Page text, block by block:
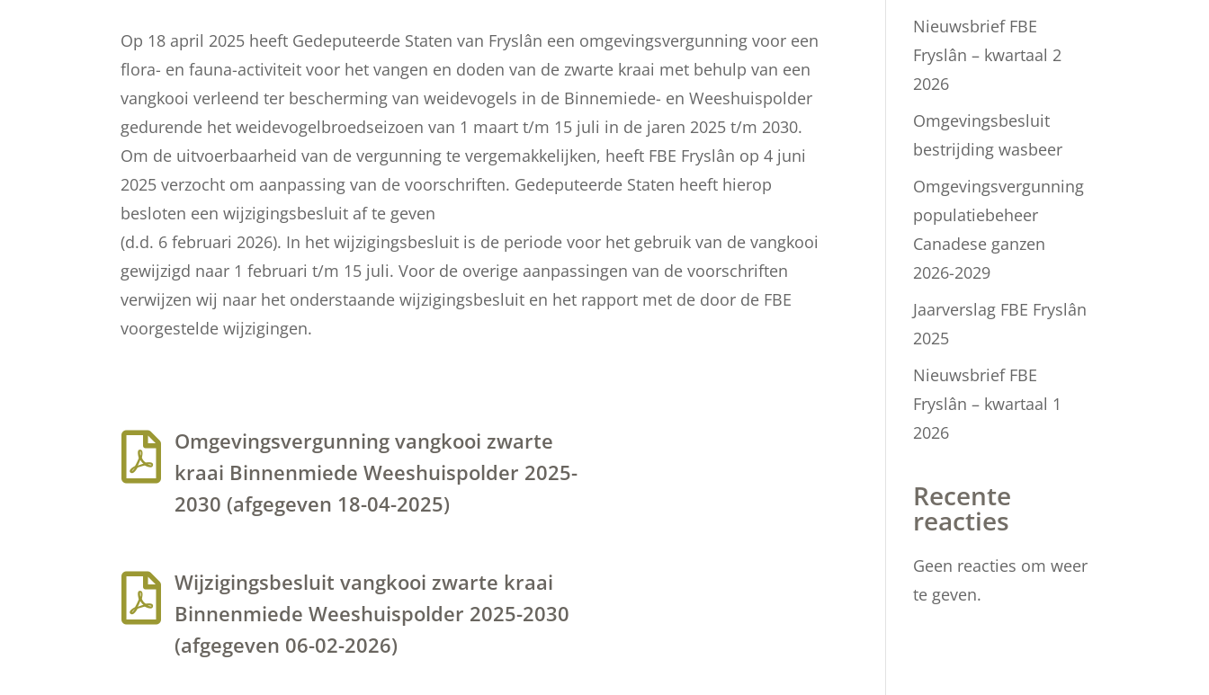
Op 18 april 2025 heeft Gedeputeerde Staten van Fryslân een omgevingsvergunning voor een
flora- en fauna-activiteit voor het vangen en doden van de zwarte kraai met behulp van een
vangkooi verleend ter bescherming van weidevogels in de Binnemiede- en Weeshuispolder
gedurende het weidevogelbroedseizoen van 1 maart t/m 15 juli in de jaren 2025 t/m 2030.
Om de uitvoerbaarheid van de vergunning te vergemakkelijken, heeft FBE Fryslân op 4 juni
2025 verzocht om aanpassing van de voorschriften. Gedeputeerde Staten heeft hierop
besloten een wijzigingsbesluit af te geven
(d.d. 6 februari 2026). In het wijzigingsbesluit is de periode voor het gebruik van de vangkooi
gewijzigd naar 1 februari t/m 15 juli. Voor de overige aanpassingen van de voorschriften
verwijzen wij naar het onderstaande wijzigingsbesluit en het rapport met de door de FBE
voorgestelde wijzigingen.
 Omgevingsvergunning vangkooi zwarte
kraai Binnenmiede Weeshuispolder 2025-
2030 (afgegeven 18-04-2025)
 Wijzigingsbesluit vangkooi zwarte kraai
Binnenmiede Weeshuispolder 2025-2030
(afgegeven 06-02-2026)
Nieuwsbrief FBE
Fryslân – kwartaal 2
2026
Omgevingsbesluit
bestrijding wasbeer
Omgevingsvergunning
populatiebeheer
Canadese ganzen
2026-2029
Jaarverslag FBE Fryslân
2025
Nieuwsbrief FBE
Fryslân – kwartaal 1
2026
Recente
reacties
Geen reacties om weer
te geven.